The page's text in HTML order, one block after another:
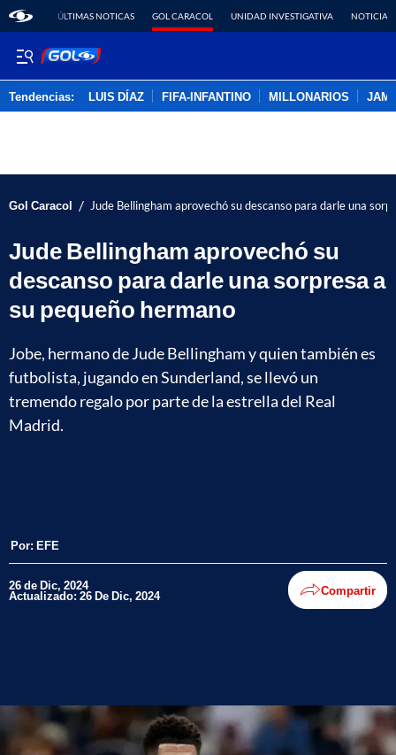
ÚLTIMAS NOTICAS GOL CARACOL UNIDAD INVESTIGATIVA NOTICIAS
Tendencias: LUIS DÍAZ FIFA-INFANTINO MILLONARIOS
Gol Caracol / Jude Bellingham aprovechó su descanso para darle una
Jude Bellingham aprovechó su
descanso para darle una sorpresa a
su pequeño hermano
Jobe, hermano de Jude Bellingham y quien también es
futbolista, jugando en Sunderland, se llevó un
tremendo regalo por parte de la estrella del Real
Madrid.
Por: EFE
26 de Dic, 2024
Actualizado: 26 De Dic, 2024 Compartir